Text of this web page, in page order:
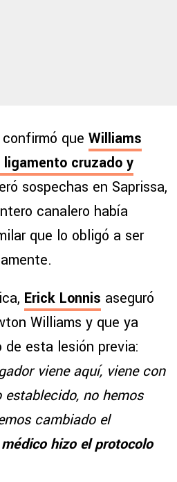
que Williams
cruzado y
sospechas en Saprissa,
canalero había
que lo obligó a ser
Erick Lonnis aseguró
Williams y que ya
esta lesión previa:
viene aquí, viene con
no hemos
cambiado el
hizo el protocolo